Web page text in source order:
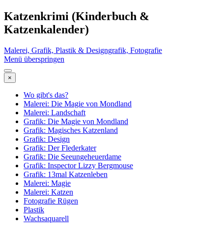
Katzenkrimi (Kinderbuch &
Katzenkalender)
Malerei, Grafik, Plastik & Designgrafik, Fotografie
Menü überspringen
×
Wo gibt's das?
Malerei: Die Magie von Mondland
Malerei: Landschaft
Grafik: Die Magie von Mondland
Grafik: Magisches Katzenland
Grafik: Design
Grafik: Der Flederkater
Grafik: Die Seeungeheuerdame
Grafik: Inspector Lizzy Bergmouse
Grafik: 13mal Katzenleben
Malerei: Magie
Malerei: Katzen
Fotografie Rügen
Plastik
Wachsaquarell